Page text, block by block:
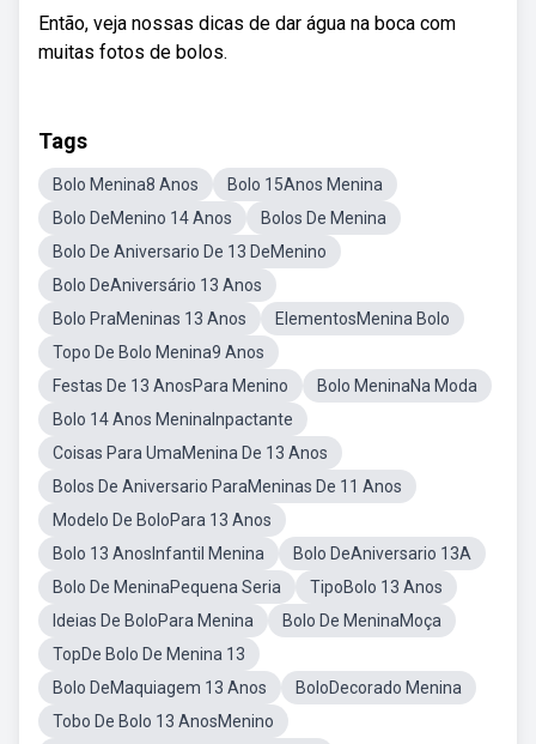
Então, veja nossas dicas de dar água na boca com
muitas fotos de bolos.
Tags
Bolo Menina8 Anos
Bolo 15Anos Menina
Bolo DeMenino 14 Anos
Bolos De Menina
Bolo De Aniversario De 13 DeMenino
Bolo DeAniversário 13 Anos
Bolo PraMeninas 13 Anos
ElementosMenina Bolo
Topo De Bolo Menina9 Anos
Festas De 13 AnosPara Menino
Bolo MeninaNa Moda
Bolo 14 Anos MeninaInpactante
Coisas Para UmaMenina De 13 Anos
Bolos De Aniversario ParaMeninas De 11 Anos
Modelo De BoloPara 13 Anos
Bolo 13 AnosInfantil Menina
Bolo DeAniversario 13A
Bolo De MeninaPequena Seria
TipoBolo 13 Anos
Ideias De BoloPara Menina
Bolo De MeninaMoça
TopDe Bolo De Menina 13
Bolo DeMaquiagem 13 Anos
BoloDecorado Menina
Tobo De Bolo 13 AnosMenino